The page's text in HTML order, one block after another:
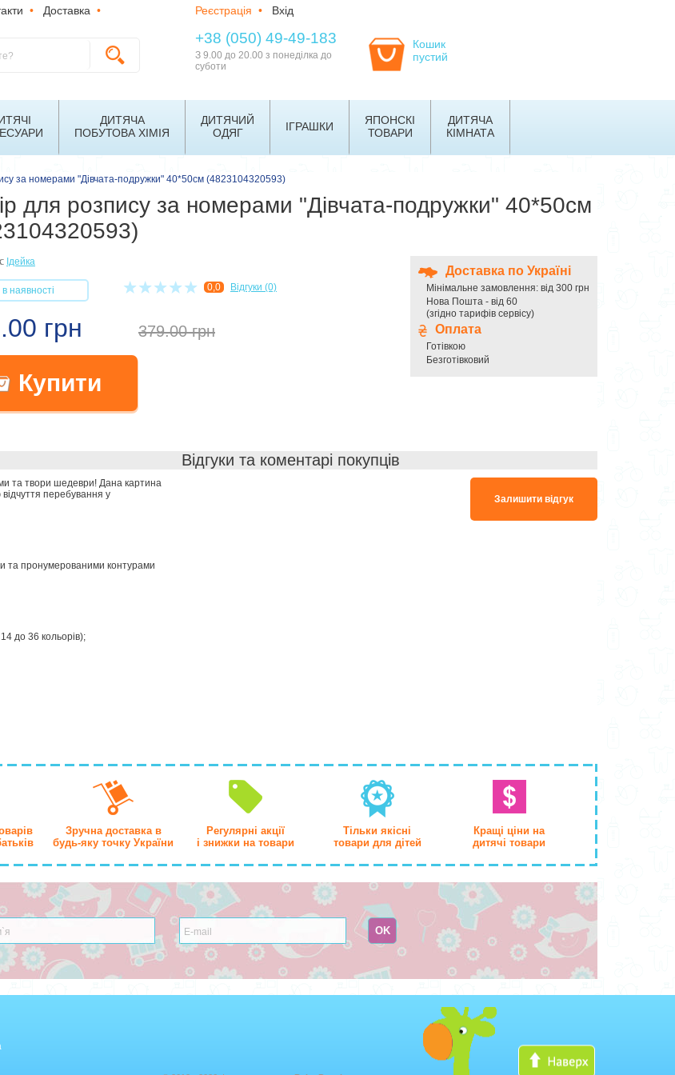
• Доставка • Реєстрація • Вхід
+38 (050) 49-49-183
З 9.00 до 20.00 з понеділка до
суботи
Кошик
пустий
ДИТЯЧА
ПОБУТОВА ХІМІЯ
ДИТЯЧИЙ
ОДЯГ
ІГРАШКИ
ЯПОНСКІ
ТОВАРИ
ДИТЯЧА
КІМНАТА
за номерами "Дівчата-подружки" 40*50см (4823104320593)
для розпису за номерами "Дівчата-подружки" 40*50см
Ідейка
наявності 0,0 Відгуки (0)
грн 379.00грн
Купити
Доставка по Україні
Мінімальне замовлення: від 300 грн
Нова Пошта - від 60
(згідно тарифів сервісу)
Оплата
Готівкою
Безготівковий
Відгуки та коментарі покупців
та твори шедеври! Дана картина
перебування у
та пронумерованими контурами
до 36 кольорів);
Залишити відгук
Зручна доставка в
будь-яку точку України
Регулярні акції
і знижки на товари
Тільки якісні
товари для дітей
Кращі ціни на
дитячі товари